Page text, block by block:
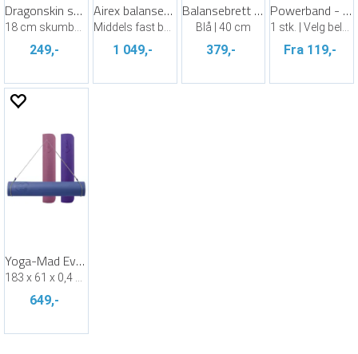
Dragonskin softball 18 cm
249,-
Airex balansepute Original
1 049,-
Balansebrett - Kan brukes i vann
Blå | 40 cm
379,-
Powerband - lang, rund treningsstrikk
Fra 119,-
Yoga-Mad Evolution Yogamatte
649,-